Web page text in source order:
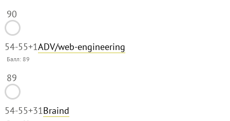
90
54-55+1ADV/web-engineering
Балл: 89
89
54-55+31Braind